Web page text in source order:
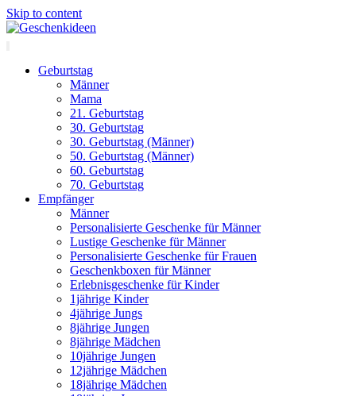
Skip to content
Geburtstag
Männer
Mama
21. Geburtstag
30. Geburtstag
30. Geburtstag (Männer)
50. Geburtstag (Männer)
60. Geburtstag
70. Geburtstag
Empfänger
Männer
Personalisierte Geschenke für Männer
Lustige Geschenke für Männer
Personalisierte Geschenke für Frauen
Geschenkboxen für Männer
Erlebnisgeschenke für Kinder
1jährige Kinder
4jährige Jungs
8jährige Jungen
8jährige Mädchen
10jährige Jungen
12jährige Mädchen
18jährige Mädchen